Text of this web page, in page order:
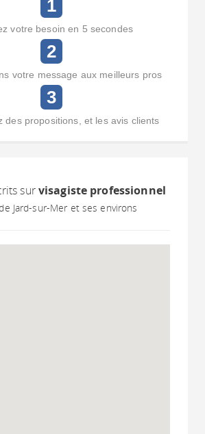
1
votre besoin en 5 secondes
2
votre message aux meilleurs pros
3
des propositions, et les avis clients
survisagiste professionnel
Jard-sur-Mer et ses environs